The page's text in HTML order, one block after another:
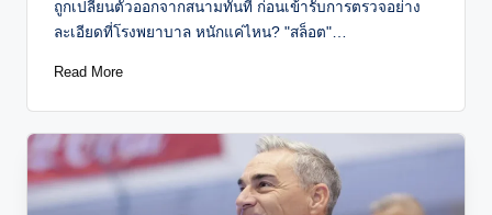
ถูกเปลี่ยนตัวออกจากสนามทันที ก่อนเข้ารับการตรวจอย่าง
ละเอียดที่โรงพยาบาล หนักแค่ไหน? "สล็อต"…
Read More